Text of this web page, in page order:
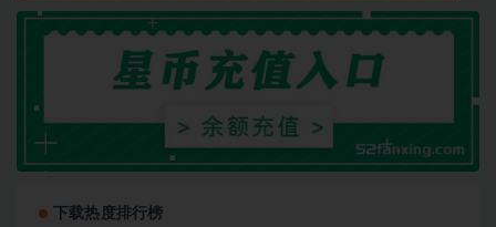
下载热度排行榜